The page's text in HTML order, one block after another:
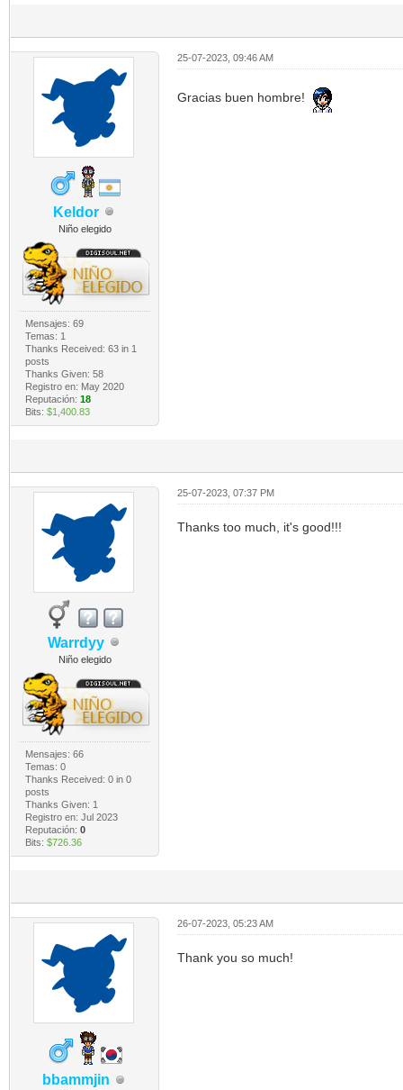
Keldor
Niño elegido
Mensajes: 69
Temas: 1
Thanks Received: 63in 1
posts
Thanks Given: 58
Registro en: May 2020
Reputación: 18
Bits: $1,400.83
25-07-2023, 09:46 AM
Gracias buen hombre!
Warrdyy
Niño elegido
Mensajes: 66
Temas: 0
Thanks Received: 0in 0
posts
Thanks Given: 1
Registro en: Jul 2023
Reputación: 0
Bits: $726.36
25-07-2023, 07:37 PM
Thanks too much, it's good!!!
bbammjin
26-07-2023, 05:23 AM
Thank you so much!